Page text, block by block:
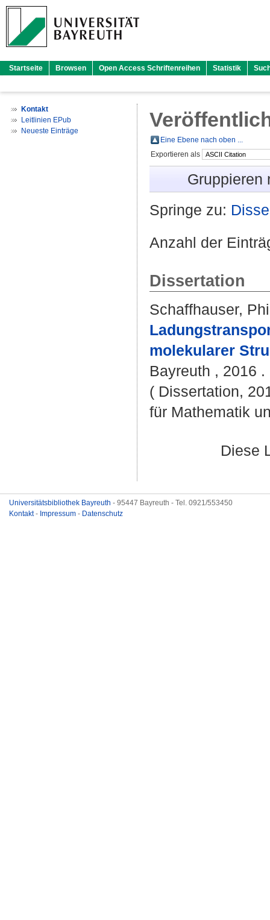
Startseite Browsen Open Access Schriftenreihen Statistik
Kontakt
Leitlinien EPub
Neueste Einträge
Eine Ebene nach oben ...
Exportieren als
Gruppieren
Springe zu:
Anzahl der
Dissertation
Schaffhauser,
molekularer
Bayreuth , 2016
( Dissertation,
für Mathematik
Diese
Universitätsbibliothek Bayreuth - 95447 Bayreuth - Tel. 0921/553450
Kontakt- Impressum - Datenschutz